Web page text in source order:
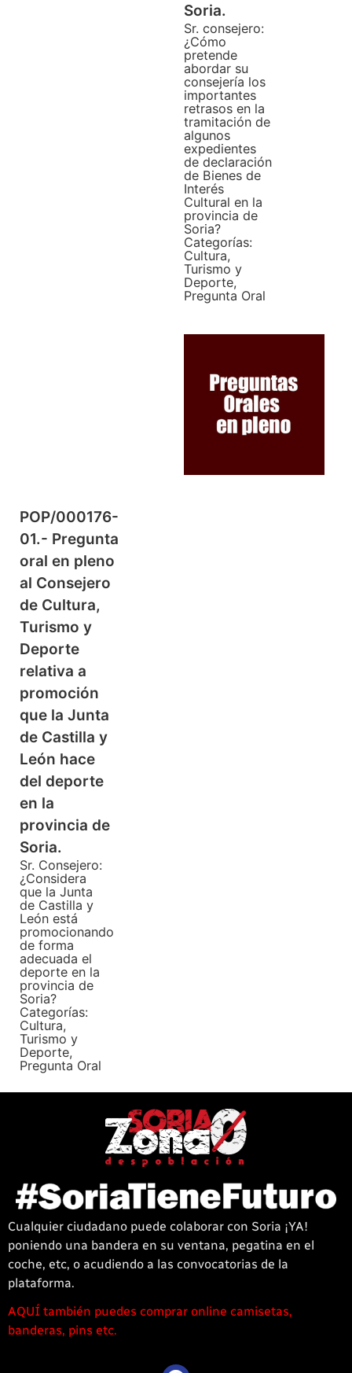
Soria.
Sr. consejero:
¿Cómo
pretende
abordar su
consejería los
importantes
retrasos en la
tramitación de
algunos
expedientes
de declaración
de Bienes de
Interés
Cultural en la
provincia de
Soria?
Categorías:
Cultura,
Turismo y
Deporte,
Pregunta Oral
POP/000176-
01.- Pregunta
oral en pleno
al Consejero
de Cultura,
Turismo y
Deporte
relativa a
promoción
que la Junta
de Castilla y
León hace
del deporte
en la
provincia de
Soria.
Sr. Consejero:
¿Considera
que la Junta
de Castilla y
León está
promocionando
de forma
adecuada el
deporte en la
provincia de
Soria?
Categorías:
Cultura,
Turismo y
Deporte,
Pregunta Oral
Cualquier ciudadano puede colaborar con Soria ¡YA!
poniendo una bandera en su ventana, pegatina en el
coche, etc, o acudiendo a las convocatorias de la
plataforma.
1win
casino
AQUÍ también puedes comprar online camisetas,
banderas, pins etc.